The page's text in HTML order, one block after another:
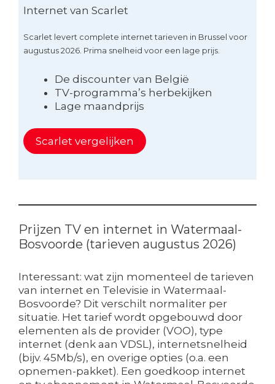
Internet van Scarlet
Scarlet levert complete internet tarieven in Brussel voor
augustus 2026. Prima snelheid voor een lage prijs.
De discounter van België
TV-programma’s herbekijken
Lage maandprijs
Scarlet vergelijken
Prijzen TV en internet in Watermaal-
Bosvoorde (tarieven augustus 2026)
Interessant: wat zijn momenteel de tarieven
van internet en Televisie in Watermaal-
Bosvoorde? Dit verschilt normaliter per
situatie. Het tarief wordt opgebouwd door
elementen als de provider (VOO), type
internet (denk aan VDSL), internetsnelheid
(bijv. 45Mb/s), en overige opties (o.a. een
opnemen-pakket). Een goedkoop internet